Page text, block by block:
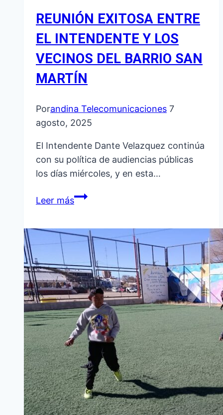
REUNIÓN EXITOSA ENTRE
EL INTENDENTE Y LOS
VECINOS DEL BARRIO SAN
MARTÍN
Porandina Telecomunicaciones 7
agosto, 2025
El Intendente Dante Velazquez continúa
con su política de audiencias públicas
los días miércoles, y en esta…
Leer másREUNIÓN
EL
INTENDENTE
Y
LOS
VECINOS
DEL
BARRIO
SAN
MARTÍN